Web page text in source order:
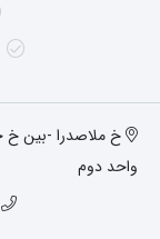
واحد دوم